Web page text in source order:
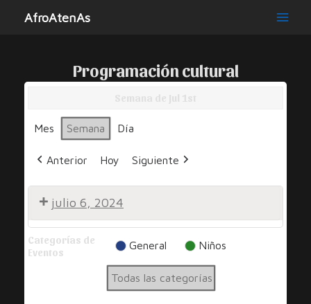
AfroAtenAs
Programación cultural
Mes Semana Día
Anterior Hoy Siguiente
julio 6, 2024
Noche
por
Categorías de
Eventos
General Niños
Todas las categorías